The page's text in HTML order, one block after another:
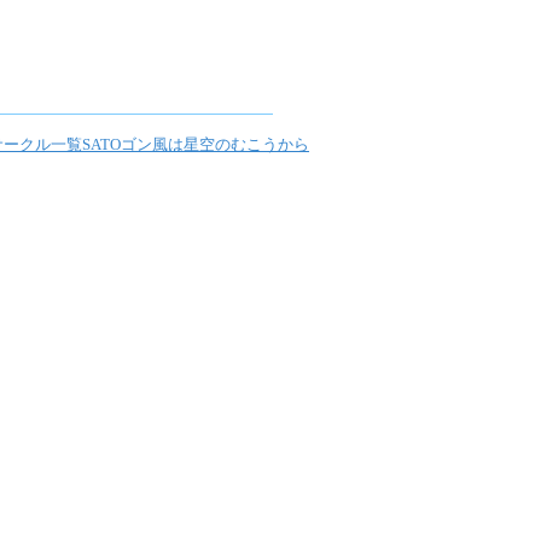
ークル一覧SATOゴン風は星空のむこうから